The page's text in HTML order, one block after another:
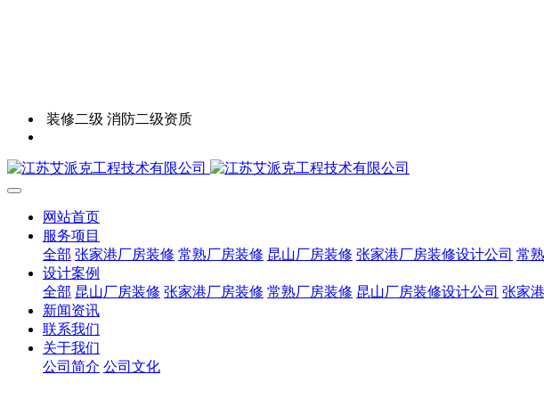
装修二级 消防二级资质
网站首页
服务项目
全部 张家港厂房装修 常熟厂房装修 昆山厂房装修 张家港厂房装修设计公司 常
设计案例
全部 昆山厂房装修 张家港厂房装修 常熟厂房装修 昆山厂房装修设计公司 张家
新闻资讯
联系我们
关于我们
公司简介 公司文化